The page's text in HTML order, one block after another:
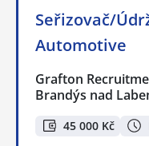
Seřizovač/
Automotive
Grafton
Brandýs nad
45 000 Kč